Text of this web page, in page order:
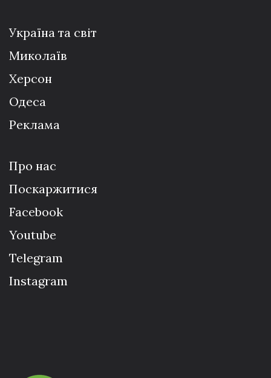
Україна та світ
Миколаїв
Херсон
Одеса
Реклама
Про нас
Поскаржитися
Facebook
Youtube
Telegram
Instagram